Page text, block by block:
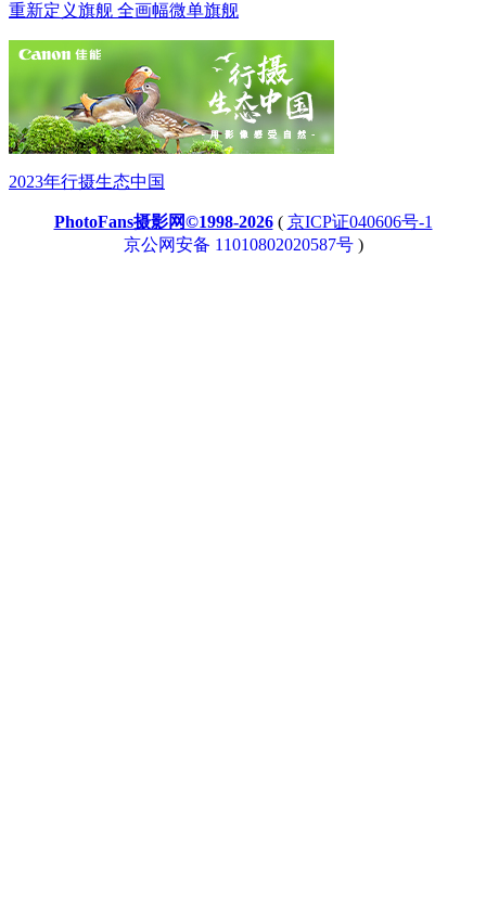
重新定义旗舰 全画幅微单旗舰
2023年行摄生态中国
PhotoFans摄影网©1998-2026( 京ICP证040606号-1
京公网安备 11010802020587号)